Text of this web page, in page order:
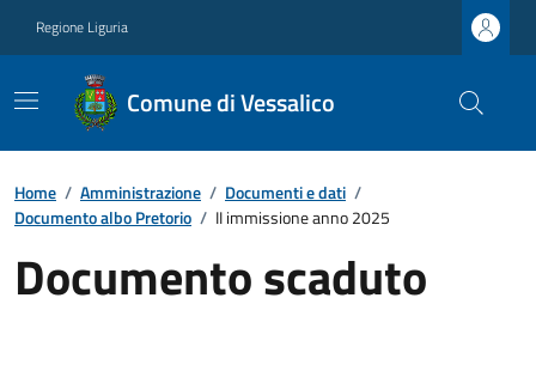
Regione Liguria
Comune di Vessalico
Home / Amministrazione / Documenti e dati /
Documento albo Pretorio / II immissione anno 2025
Documento scaduto